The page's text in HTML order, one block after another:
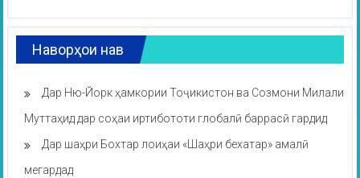
Наворҳои нав
Дар Ню-Йорк ҳамкории Тоҷикистон ва Созмони Милали
Муттаҳид дар соҳаи иртибототи глобалӣ баррасӣ гардид
Дар шаҳри Бохтар лоиҳаи «Шаҳри бехатар» амалӣ
мегардад